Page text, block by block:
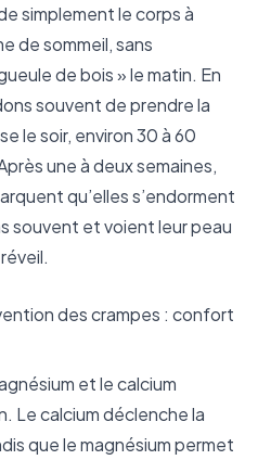
simplement le corps à
de sommeil, sans
de bois » le matin. En
souvent de prendre la
le soir, environ 30 à 60
une à deux semaines,
qu’elles s’endorment
souvent et voient leur peau
des crampes : confort
et le calcium
Le calcium déclenche la
que le magnésium permet